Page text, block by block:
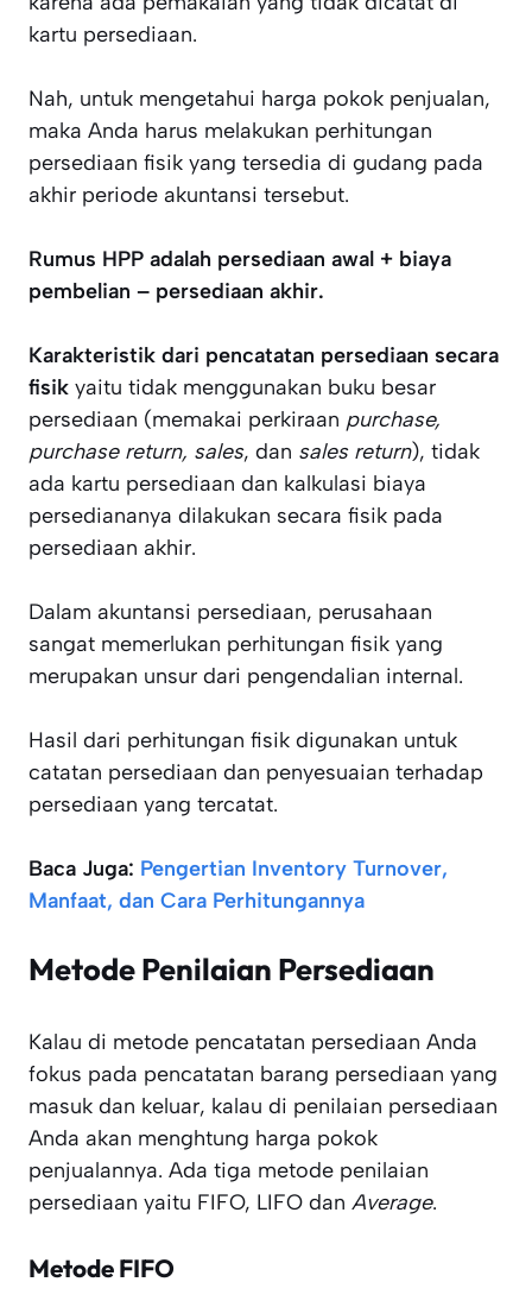
kartu persediaan.
Nah, untuk mengetahui harga pokok penjualan,
maka Anda harus melakukan perhitungan
persediaan fisik yang tersedia di gudang pada
akhir periode akuntansi tersebut.
Rumus HPP adalah persediaan awal + biaya
pembelian – persediaan akhir.
Karakteristik dari pencatatan persediaan secara
fisik yaitu tidak menggunakan buku besar
persediaan (memakai perkiraan purchase,
purchase return, sales, dan sales return), tidak
ada kartu persediaan dan kalkulasi biaya
persediananya dilakukan secara fisik pada
persediaan akhir.
Dalam akuntansi persediaan, perusahaan
sangat memerlukan perhitungan fisik yang
merupakan unsur dari pengendalian internal.
Hasil dari perhitungan fisik digunakan untuk
catatan persediaan dan penyesuaian terhadap
persediaan yang tercatat.
Baca Juga: Pengertian Inventory Turnover,
Manfaat, dan Cara Perhitungannya
Metode Penilaian Persediaan
Kalau di metode pencatatan persediaan Anda
fokus pada pencatatan barang persediaan yang
masuk dan keluar, kalau di penilaian persediaan
Anda akan menghtung harga pokok
penjualannya. Ada tiga metode penilaian
persediaan yaitu FIFO, LIFO dan Average.
Metode FIFO